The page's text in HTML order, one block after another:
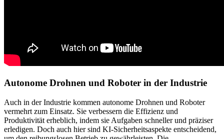
Autonome Drohnen und Roboter in der Industrie
Auch in der Industrie kommen autonome Drohnen und Roboter
vermehrt zum Einsatz. Sie verbessern die Effizienz und
Produktivität erheblich, indem sie Aufgaben schneller und präziser
erledigen. Doch auch hier sind KI-Sicherheitsaspekte entscheidend,